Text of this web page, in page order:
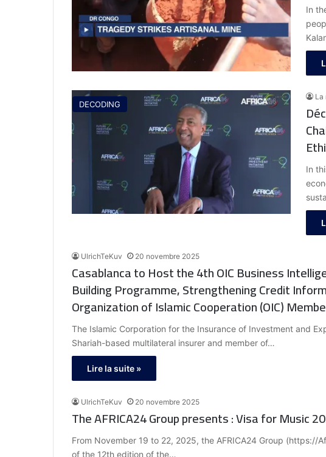
In
DECODING
La
of
In
UlrichTeKuv 20 novembre 2025
Casablanca to Host the 4th OIC Business
Building Programme, Strengthening Credit
Organization of Islamic Cooperation (OIC)
The Islamic Corporation for the Insurance of Investment and
Shariah-based multilateral insurer and member of…
Lire la suite »
UlrichTeKuv 20 novembre 2025
The AFRICA24 Group presents : Visa for Music
From November 19 to 22, 2025, the AFRICA24 Group (https://
of the 12th edition of the…